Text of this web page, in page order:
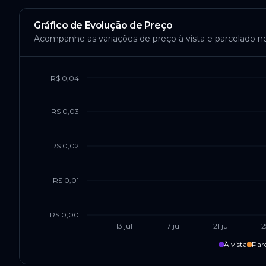
Gráfico de Evolução de Preço
Acompanhe as variações de preço à vista e parcelado
13 jul 17 jul 21 jul
R$ 0,00
R$ 0,01
R$ 0,02
R$ 0,03
R$ 0,04
À vista